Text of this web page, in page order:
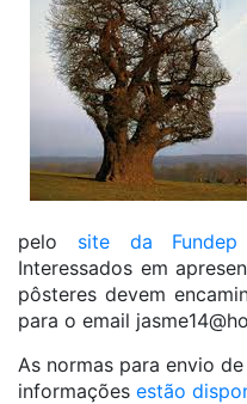
pelo site da Fundep
Interessados em
pôsteres devem
para o email
As normas para envio
informações estão